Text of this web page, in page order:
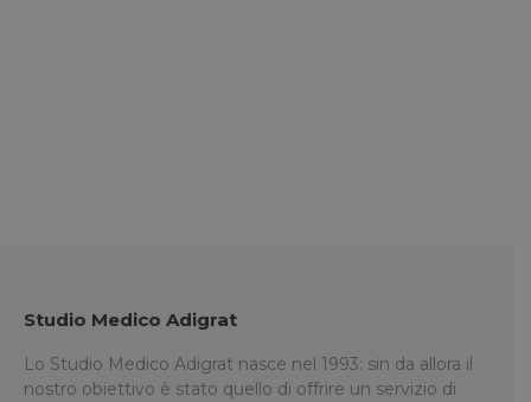
Studio Medico Adigrat
Lo Studio Medico Adigrat nasce nel 1993: sin da allora il
nostro obiettivo è stato quello di offrire un servizio di